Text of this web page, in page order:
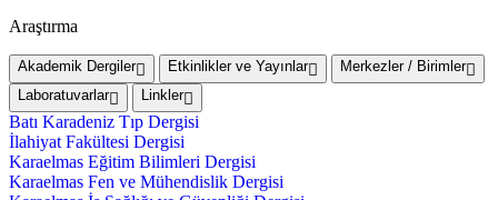
Araştırma
Akademik Dergiler Etkinlikler ve Yayınlar
Merkezler / Birimler
Laboratuvarlar
Linkler
Batı Karadeniz Tıp Dergisi
İlahiyat Fakültesi Dergisi
Karaelmas Eğitim Bilimleri Dergisi
Karaelmas Fen ve Mühendislik Dergisi